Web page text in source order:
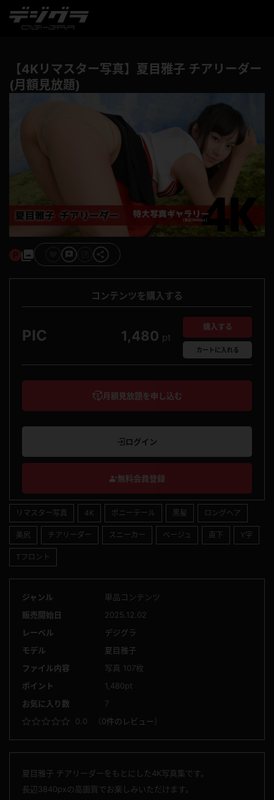
【4Kリマスター写真】夏目雅子 チアリーダー
(月額見放題)
リマスター写真 4K ポニーテール 黒髪 ロングヘア
美尻 チアリーダー スニーカー ベージュ 直下 Y字
Tフロント
ジャンル
単品コンテンツ
販売開始日
2025.12.02
レーベル
デジグラ
モデル
夏目雅子
ファイル内容
写真 107枚
ポイント
1,480pt
お気に入り数
7
0.0
（0件のレビュー）
夏目雅子 チアリーダーをもとにした4K写真集です。
長辺3840pxの高画質でお楽しみいただけます。
コンテンツを購入する
PIC 1,480 pt
購入する
カート に入れる
月額見放題を申し込む
ログイン
無料会員登録